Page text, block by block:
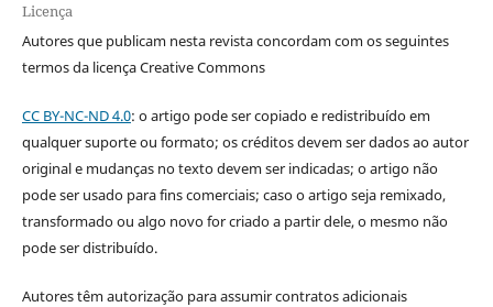
Licença
Autores que publicam nesta revista concordam com os seguintes
termos da licença Creative Commons
CC BY-NC-ND 4.0: o artigo pode ser copiado e redistribuído em
qualquer suporte ou formato; os créditos devem ser dados ao autor
original e mudanças no texto devem ser indicadas; o artigo não
pode ser usado para fins comerciais; caso o artigo seja remixado,
transformado ou algo novo for criado a partir dele, o mesmo não
pode ser distribuído.
Autores têm autorização para assumir contratos adicionais